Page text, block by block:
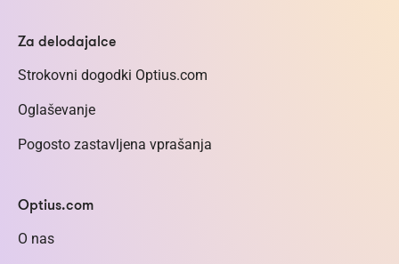
Za delodajalce
Strokovni dogodki Optius.com
Oglaševanje
Pogosto zastavljena vprašanja
Optius.com
O nas